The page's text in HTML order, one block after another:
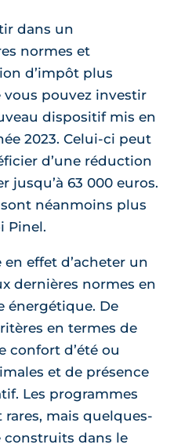
dans un
normes et
d’impôt plus
pouvez investir
dispositif mis en
2023. Celui-ci peut
d’une réduction
jusqu’à 63 000 euros.
néanmoins plus
Pinel.
effet d’acheter un
dernières normes en
énergétique. De
en termes de
confort d’été ou
et de présence
Les programmes
mais quelques-
dans le